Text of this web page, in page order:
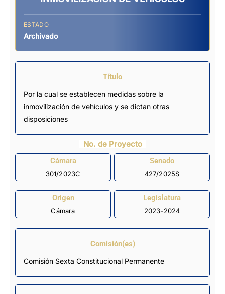
ESTADO
Archivado
Título
Por la cual se establecen medidas sobre la
inmovilización de vehículos y se dictan otras
disposiciones
No. de Proyecto
Cámara
301/2023C
Senado
427/2025S
Origen
Cámara
Legislatura
2023-2024
Comisión(es)
Comisión Sexta Constitucional Permanente